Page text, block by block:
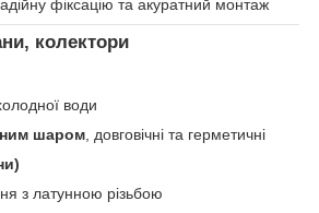
фіксацію та акуратний монтаж
колектори
води
шаром, довговічні та герметичні
з латунною різьбою